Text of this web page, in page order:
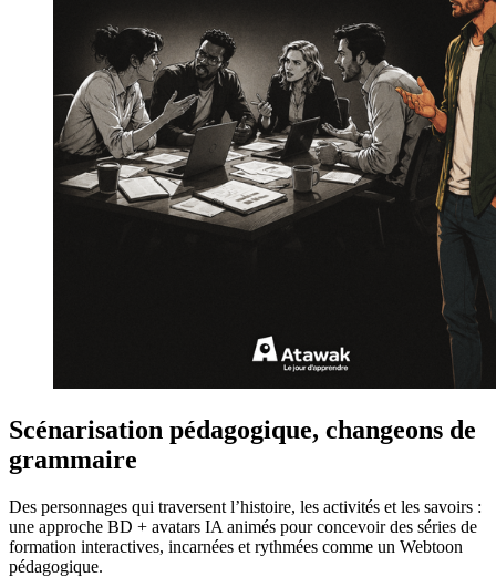
Scénarisation pédagogique, changeons de
grammaire
Des personnages qui traversent l’histoire, les activités et les savoirs :
une approche BD + avatars IA animés pour concevoir des séries de
formation interactives, incarnées et rythmées comme un Webtoon
pédagogique.